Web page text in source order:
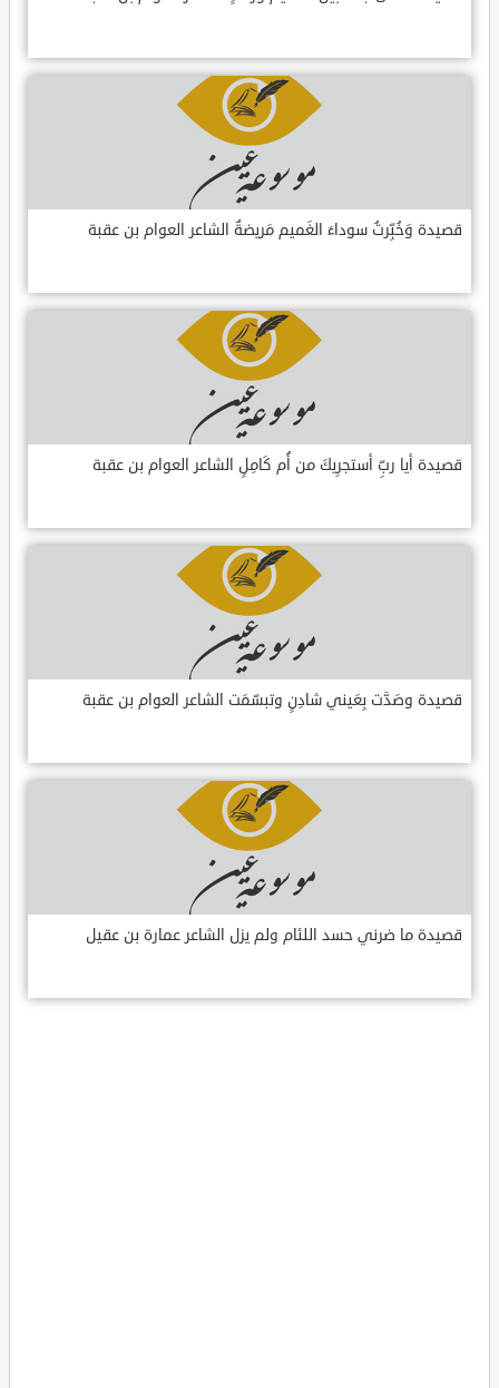
قصيدة وَخُبِّرتُ سوداءَ الغَميم مَريضةٌ الشاعر العوام بن عقبة
قصيدة أيا ربِّ أستجرِيكَ من أُم كَامِلٍ الشاعر العوام بن عقبة
قصيدة وصَدَّت بِعَيني شادِنٍ وتبسّمَت الشاعر العوام بن عقبة
قصيدة ما ضرني حسد اللئام ولم يزل الشاعر عمارة بن عقيل